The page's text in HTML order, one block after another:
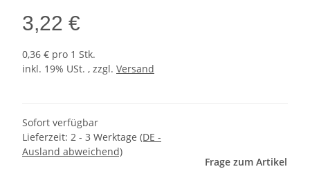
3,22 €
0,36 € pro 1 Stk.
inkl. 19% USt. , zzgl. Versand
Sofort verfügbar
Lieferzeit: 2 - 3 Werktage (DE -
Ausland abweichend)
Frage zum Artikel